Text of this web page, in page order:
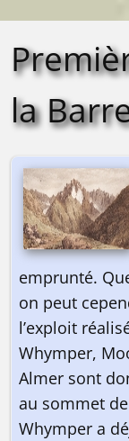
la
emprunté.
on peut
l’exploit
Whymper,
Almer sont
au sommet
Whymper a